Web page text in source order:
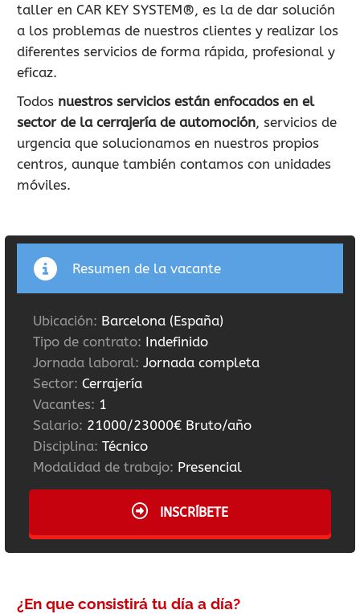
900 802 604
LLAMA GRATIS
taller en CAR KEY SYSTEM®, es la de dar solución
a los problemas de nuestros clientes y realizar los
diferentes servicios de forma rápida, profesional y
eficaz.
Todos nuestros servicios están enfocados en el
sector de la cerrajería de automoción, servicios de
urgencia que solucionamos en nuestros propios
centros, aunque también contamos con unidades
móviles.
Resumen de la vacante
Ubicación: Barcelona (España)
Tipo de contrato: Indefinido
Jornada laboral: Jornada completa
Sector: Cerrajería
Vacantes: 1
Salario: 21000/23000€ Bruto/año
Disciplina: Técnico
Modalidad de trabajo: Presencial
INSCRÍBETE
¿En que consistirá tu día a día?